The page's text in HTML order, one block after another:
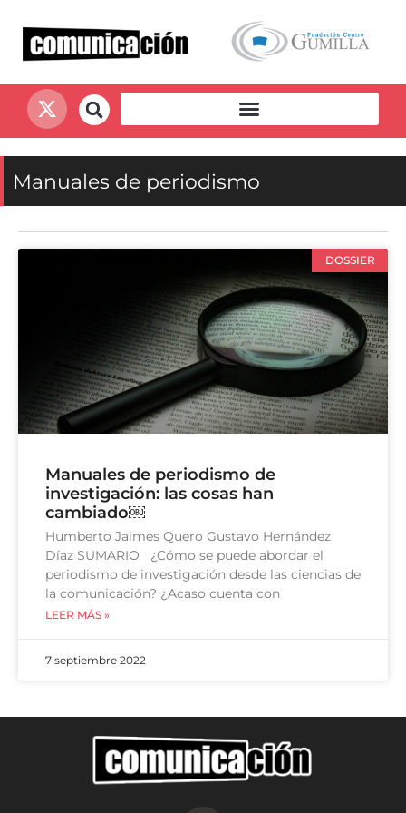
Manuales de periodismo
DOSSIER
Manuales de periodismo de
investigación: las cosas han
cambiado￼
Humberto Jaimes Quero Gustavo Hernández
Díaz SUMARIO ¿Cómo se puede abordar el
periodismo de investigación desde las ciencias de
la comunicación? ¿Acaso cuenta con
LEER MÁS »
7 septiembre 2022